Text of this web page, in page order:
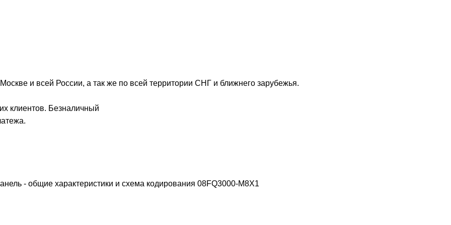
и всей России, а так же по всей территории СНГ и ближнего зарубежья.
клиентов. Безналичный
- общие характеристики и схема кодирования 08FQ3000-M8X1